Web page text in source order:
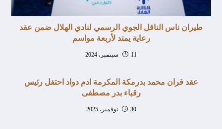
طيران ناس الناقل الجوي الرسمي لنادي الهلال ضمن عقد
رعاية يمتد لأربعة مواسم
11 سبتمبر، 2024
عقد قران محمد بدرمكة المكرمة ادم دواد احتفل رئيس
رقباء بدر مصطفى
30 نوفمبر، 2025